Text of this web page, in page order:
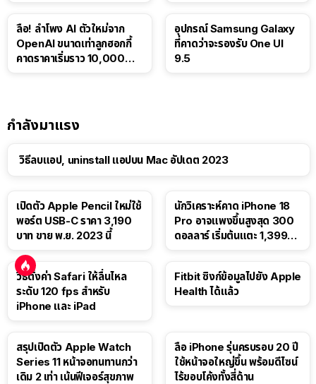
ลือ! ลำโพง AI ตัวใหม่จาก
OpenAI ขนาดเท่าลูกฮอกกี้
คาดราคาเริ่มราว 10,000
อุปกรณ์ Samsung Galaxy
ที่คาดว่าจะรองรับ One UI
9.5
กำลังมาแรง
วิธีลบแอป, uninstall แอปบน Mac อัปเดต 2023
เปิดตัว Apple Pencil ใหม่ใช้
พอร์ต USB-C ราคา 3,190
บาท ขาย พ.ย. 2023 นี้
นักวิเคราะห์คาด iPhone 18
Pro อาจแพงขึ้นสูงสุด 300
ดอลลาร์ เริ่มต้นแตะ 1,399
วิธีตั้งค่า Safari ให้ลื่นไหล
ระดับ 120 fps สำหรับ
iPhone และ iPad
Fitbit ซิงก์ข้อมูลไปยัง Apple
Health ได้แล้ว
สรุปเปิดตัว Apple Watch
Series 11 หน้าจอทนทานกว่า
เดิม 2 เท่า เน้นฟีเจอร์สุขภาพ
ลือ iPhone รุ่นครบรอบ 20 ปี
ใช้หน้าจอใหญ่ขึ้น พร้อมดีไซน์
ไร้ขอบโค้งทั้งสี่ด้าน